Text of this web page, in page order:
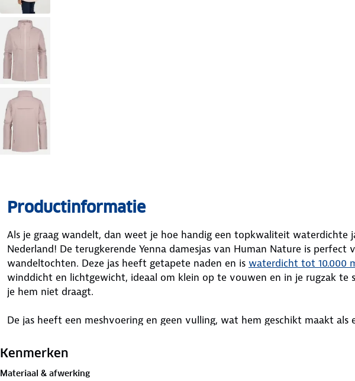
Productinformatie
Als je graag wandelt, dan weet je hoe handig een topkwaliteit waterdichte
Nederland! De terugkerende Yenna damesjas van Human Nature is perfect
wandeltochten. Deze jas heeft getapete naden en is waterdicht tot 10.000
winddicht en lichtgewicht, ideaal om klein op te vouwen en in je rugzak te
je hem niet draagt.
De jas heeft een meshvoering en geen vulling, wat hem geschikt maakt als
gebreide trui. Pas de pasvorm van zowel de capuchon als de zoom
Kenmerken
Materiaal & afwerking